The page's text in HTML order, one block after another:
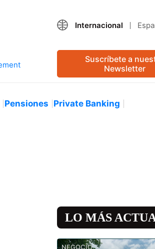
Internacional
Suscríbete a
Newsletter
Pensiones Private Banking
LO MÁS
NEGOCIO